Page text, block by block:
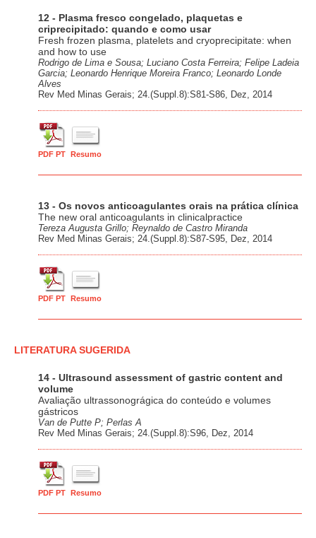
12 - Plasma fresco congelado, plaquetas e
criprecipitado: quando e como usar
Fresh frozen plasma, platelets and cryoprecipitate: when
and how to use
Rodrigo de Lima e Sousa; Luciano Costa Ferreira; Felipe Ladeia
Garcia; Leonardo Henrique Moreira Franco; Leonardo Londe
Alves
Rev Med Minas Gerais; 24.(Suppl.8):S81-S86, Dez, 2014
PDF PT Resumo
13 - Os novos anticoagulantes orais na prática clínica
The new oral anticoagulants in clinicalpractice
Tereza Augusta Grillo; Reynaldo de Castro Miranda
Rev Med Minas Gerais; 24.(Suppl.8):S87-S95, Dez, 2014
PDF PT Resumo
LITERATURA SUGERIDA
14 - Ultrasound assessment of gastric content and
volume
Avaliação ultrassonográgica do conteúdo e volumes
gástricos
Van de Putte P; Perlas A
Rev Med Minas Gerais; 24.(Suppl.8):S96, Dez, 2014
PDF PT Resumo